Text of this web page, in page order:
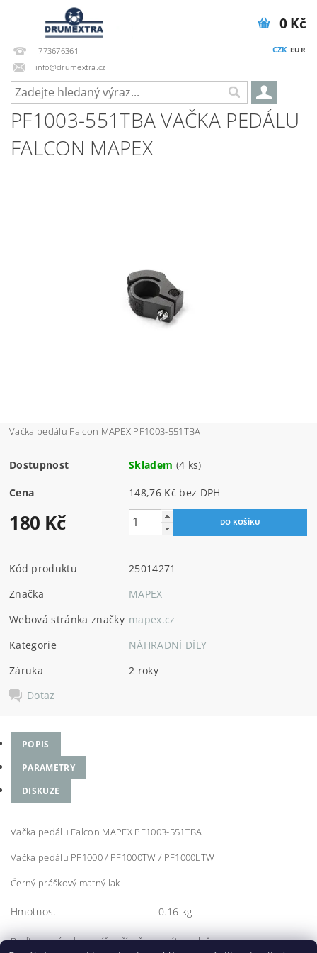
773676361
info@drumextra.cz
CZK EUR
0 Kč
PF1003-551TBA VAČKA PEDÁLU
FALCON MAPEX
Vačka pedálu Falcon MAPEX PF1003-551TBA
Dostupnost Skladem (4 ks)
Cena 148,76 Kč bez DPH
180 Kč
Kód produktu
25014271
Značka
MAPEX
Webová stránka značky mapex.cz
Kategorie
NÁHRADNÍ DÍLY
Záruka
2 roky
Dotaz
POPIS
PARAMETRY
DISKUZE
Vačka pedálu Falcon MAPEX PF1003-551TBA
Vačka pedálu PF1000 / PF1000TW / PF1000LTW
Černý práškový matný lak
Hmotnost 0.16 kg
Buďte první, kdo napíše příspěvek k této položce.